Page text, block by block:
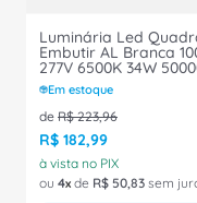
Luminária Led
Embutir AL Branca
277V 6500K 34W
4260 Lumens
Smartbright RC048
Philips
Em estoque
de R$ 223,96
R$ 182,99
à vista no PIX
ou 4 de R$ 50,83 sem